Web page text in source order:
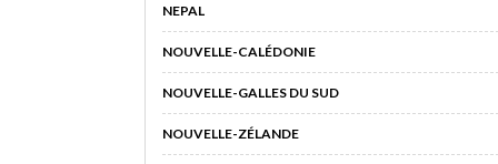
NEPAL
NOUVELLE-CALÉDONIE
NOUVELLE-GALLES DU SUD
NOUVELLE-ZÉLANDE